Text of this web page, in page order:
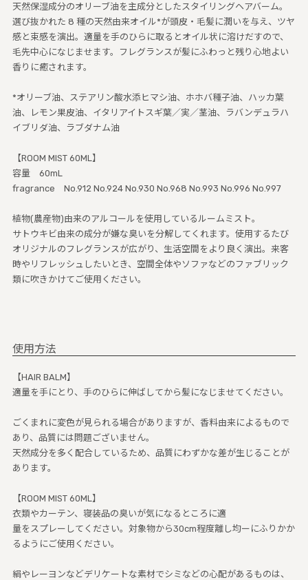
天然保湿成分のオリーブ油を主成分としたスタイリングヘアバーム。
選び抜かれた 8 種の天然由来オイル*が頭皮・毛髪に潤いを与え、ツヤ
感と束感を演出。適量を手のひらに取るとオイル状に溶けだすので、
毛先中心になじませます。フレグランスが髪にふわっと残り心地よい
香りに癒されます。
*オリーブ油、ステアリン酸水添ヒマシ油、ホホバ種子油、ハッカ葉
油、レモン果皮油、イタリアイトスギ葉／実／茎油、ラバンデュラハ
イブリダ油、ラブダナム油
【ROOM MIST 60ML】
容量 60mL
fragrance No.912 No.924 No.930 No.968 No.993 No.996 No.997
植物(農産物)由来のアルコールを使用しているルームミスト。
サトウキビ由来の成分が嫌な臭いを分解してくれます。使用するたび
オリジナルのフレグランスが広がり、生活空間をより良く演出。来客
時やリフレッシュしたいとき、空間全体やソファなどのファブリック
類に吹きかけてご使用ください。
使用方法
【HAIR BALM】
適量を手にとり、手のひらに伸ばしてから髪になじませてください。
ごくまれに変色が見られる場合がありますが、香料由来によるもので
あり、品質には問題ございません。
天然成分を多く配合しているため、品質にわずかな差が生じることが
あります。
【ROOM MIST 60ML】
衣類やカーテン、寝装品の臭いが気になるところに適
量をスプレーしてください。対象物から30cm程度離し均ーにふりかか
るようにご使用ください。
絹やレーヨンなどデリケートな素材でシミなどの心配があるものは、